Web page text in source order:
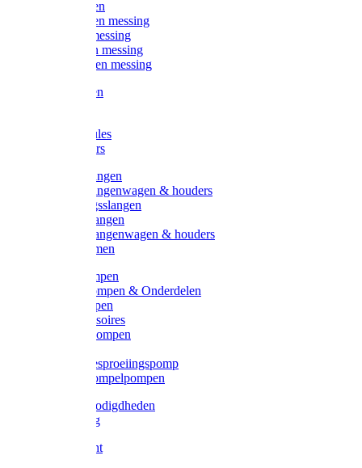
Kogelkranen
Koppelingen messing
Sproeiers messing
Tuinspuiten messing
Slangstukken messing
Handspuiten
Kunststoftules
Regenmeters
Overige slangen
Overige slangenwagen & houders
Beregeningsslangen
Gardena slangen
Gardena slangenwagen & houders
Slangklemmen
Leader pompen
Zwengelpompen & Onderdelen
Ebara pompen
Pompaccessoires
Excellent pompen
Gardena besproeiingspomp
Gardena dompelpompen
Tyleen benodigdheden
Tyleenslang
Lange bocht